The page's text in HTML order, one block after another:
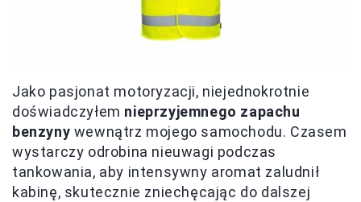
Jako pasjonat motoryzacji, niejednokrotnie
doświadczyłem nieprzyjemnego zapachu
benzyny wewnątrz mojego samochodu. Czasem
wystarczy odrobina nieuwagi podczas
tankowania, aby intensywny aromat zaludnił
kabinę, skutecznie zniechęcając do dalszej